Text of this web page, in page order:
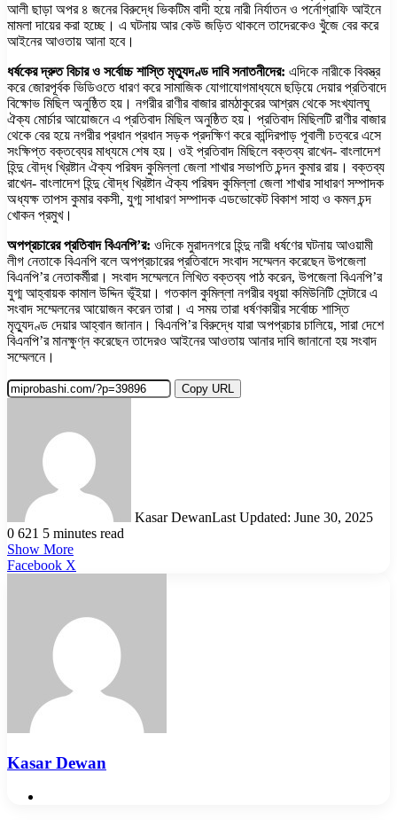
আলী ছাড়া অপর ৪ জনের বিরুদ্ধে ভিকটিম বাদী হয়ে নারী নির্যাতন ও পর্নোগ্রাফি আইনে
মামলা দায়ের করা হচ্ছে। এ ঘটনায় আর কেউ জড়িত থাকলে তাদেরকেও খুঁজে বের করে
আইনের আওতায় আনা হবে।
ধর্ষকের দ্রুত বিচার ও সর্বোচ্চ শাস্তি মৃত্যুদণ্ড দাবি সনাতনীদের: এদিকে নারীকে বিবস্ত্র
করে জোরপূর্বক ভিডিওতে ধারণ করে সামাজিক যোগাযোগমাধ্যমে ছড়িয়ে দেয়ার প্রতিবাদে
বিক্ষোভ মিছিল অনুষ্ঠিত হয়। নগরীর রাণীর বাজার রামঠাকুরের আশ্রম থেকে সংখ্যালঘু
ঐক্য মোর্চার আয়োজনে এ প্রতিবাদ মিছিল অনুষ্ঠিত হয়। প্রতিবাদ মিছিলটি রাণীর বাজার
থেকে বের হয়ে নগরীর প্রধান প্রধান সড়ক প্রদক্ষিণ করে কান্দিরপাড় পূবালী চত্বরে এসে
সংক্ষিপ্ত বক্তব্যের মাধ্যমে শেষ হয়। ওই প্রতিবাদ মিছিলে বক্তব্য রাখেন- বাংলাদেশ
হিন্দু বৌদ্ধ খ্রিষ্টান ঐক্য পরিষদ কুমিল্লা জেলা শাখার সভাপতি চন্দন কুমার রায়। বক্তব্য
রাখেন- বাংলাদেশ হিন্দু বৌদ্ধ খ্রিষ্টান ঐক্য পরিষদ কুমিল্লা জেলা শাখার সাধারণ সম্পাদক
অধ্যক্ষ তাপস কুমার বকসী, যুগ্ম সাধারণ সম্পাদক এডভোকেট বিকাশ সাহা ও কমল চন্দ
খোকন প্রমুখ।
অপপ্রচারের প্রতিবাদ বিএনপি’র: ওদিকে মুরাদনগরে হিন্দু নারী ধর্ষণের ঘটনায় আওয়ামী
লীগ নেতাকে বিএনপি বলে অপপ্রচারের প্রতিবাদে সংবাদ সম্মেলন করেছেন উপজেলা
বিএনপি’র নেতাকর্মীরা। সংবাদ সম্মেলনে লিখিত বক্তব্য পাঠ করেন, উপজেলা বিএনপি’র
যুগ্ম আহ্বায়ক কামাল উদ্দিন ভূঁইয়া। গতকাল কুমিল্লা নগরীর বধূয়া কমিউনিটি সেন্টারে এ
সংবাদ সম্মেলনের আয়োজন করেন তারা। এ সময় তারা ধর্ষণকারীর সর্বোচ্চ শাস্তি
মৃত্যুদণ্ড দেয়ার আহ্বান জানান। বিএনপি’র বিরুদ্ধে যারা অপপ্রচার চালিয়ে, সারা দেশে
বিএনপি’র মানক্ষুণ্ন করেছেন তাদেরও আইনের আওতায় আনার দাবি জানানো হয় সংবাদ
সম্মেলনে।
Copy URL
Kasar DewanLast Updated: June 30, 2025
0 621 5 minutes read
Show More
Facebook X
Kasar Dewan